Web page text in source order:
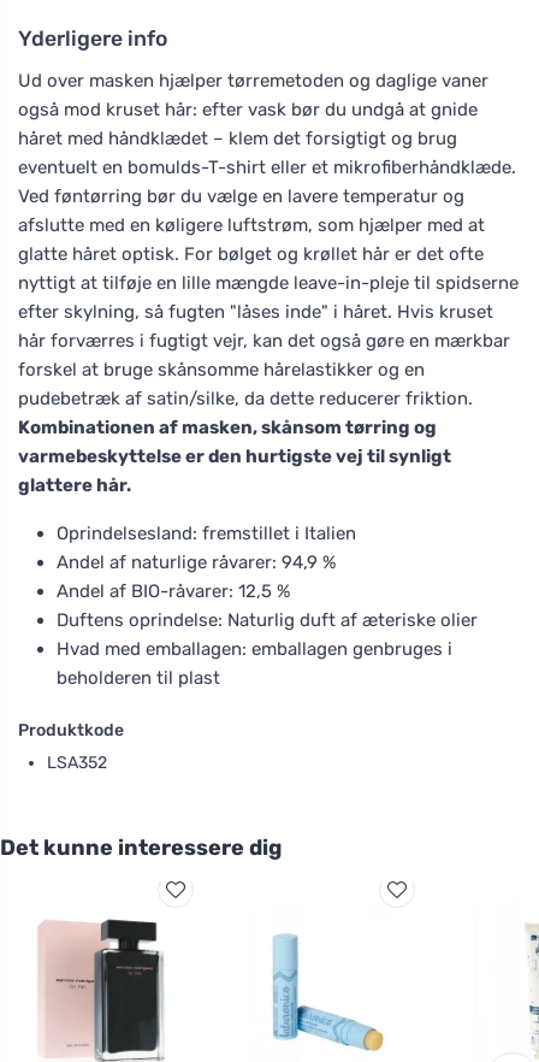
Yderligere info
Ud over masken hjælper tørremetoden og daglige vaner
også mod kruset hår: efter vask bør du undgå at gnide
håret med håndklædet – klem det forsigtigt og brug
eventuelt en bomulds-T-shirt eller et mikrofiberhåndklæde.
Ved føntørring bør du vælge en lavere temperatur og
afslutte med en køligere luftstrøm, som hjælper med at
glatte håret optisk. For bølget og krøllet hår er det ofte
nyttigt at tilføje en lille mængde leave-in-pleje til spidserne
efter skylning, så fugten "låses inde" i håret. Hvis kruset
hår forværres i fugtigt vejr, kan det også gøre en mærkbar
forskel at bruge skånsomme hårelastikker og en
pudebetræk af satin/silke, da dette reducerer friktion.
Kombinationen af masken, skånsom tørring og
varmebeskyttelse er den hurtigste vej til synligt
glattere hår.
Oprindelsesland: fremstillet i Italien
Andel af naturlige råvarer: 94,9 %
Andel af BIO-råvarer: 12,5 %
Duftens oprindelse: Naturlig duft af æteriske olier
Hvad med emballagen: emballagen genbruges i
beholderen til plast
Produktkode
LSA352
Det kunne interessere dig